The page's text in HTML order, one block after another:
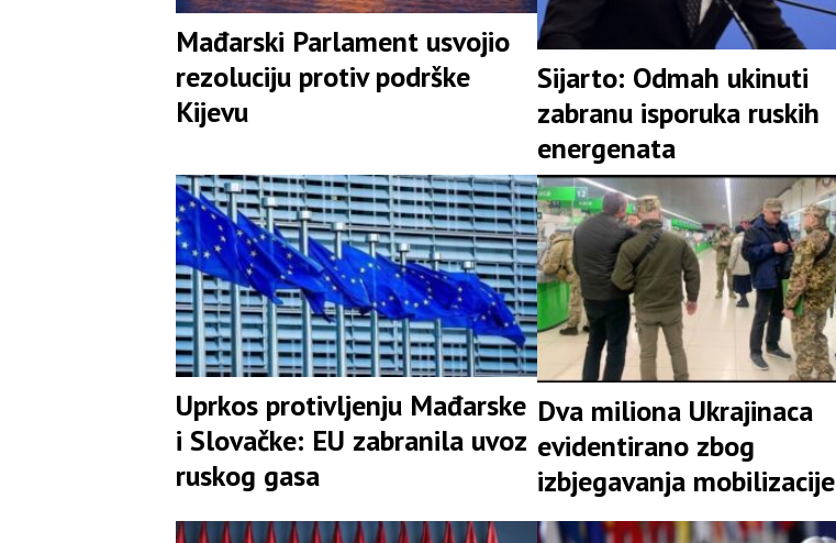
Mađarski Parlament usvojio
rezoluciju protiv podrške
Kijevu
Sijarto: Odmah ukinuti
zabranu isporuka ruskih
energenata
Uprkos protivljenju Mađarske
i Slovačke: EU zabranila uvoz
ruskog gasa
Dva miliona Ukrajinaca
evidentirano zbog
izbjegavanja mobilizacije